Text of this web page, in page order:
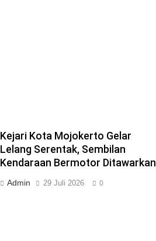
Kejari Kota Mojokerto Gelar
Lelang Serentak, Sembilan
Kendaraan Bermotor Ditawarkan
Admin 29 Juli 2026 0